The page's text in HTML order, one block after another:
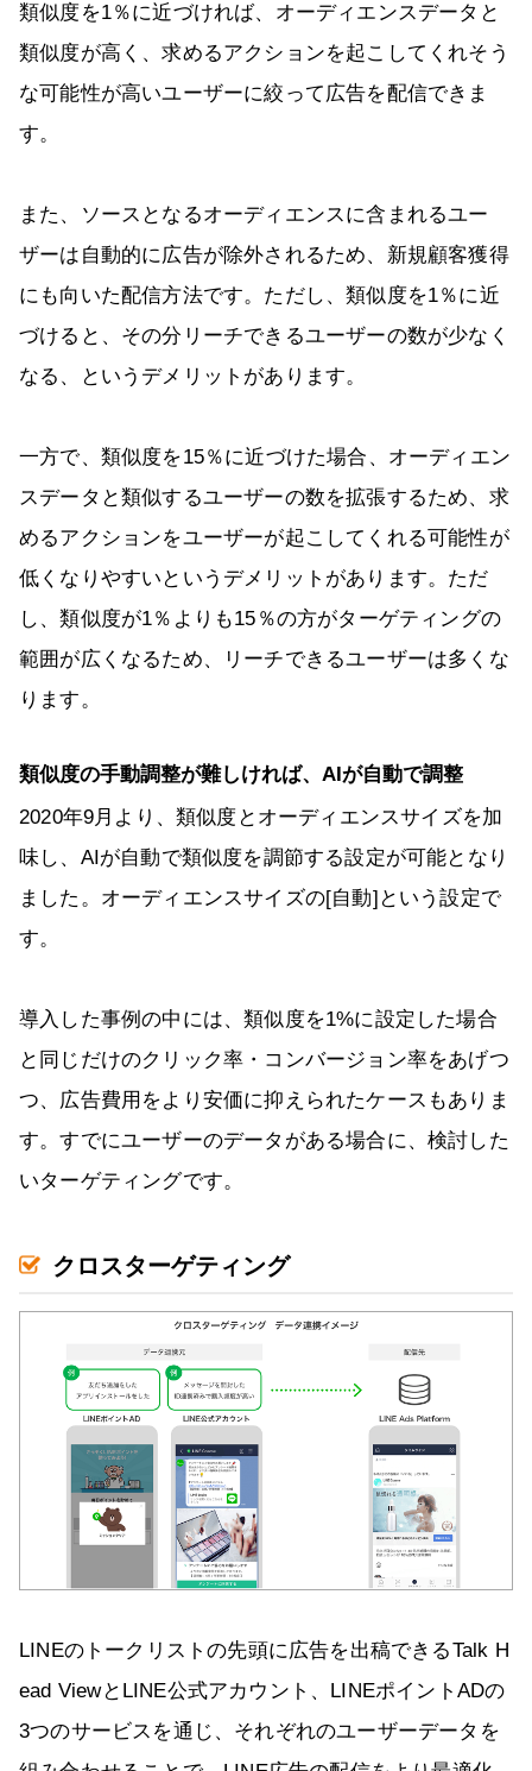
類似度を1％に近づければ、オーディエンスデータと
類似度が高く、求めるアクションを起こしてくれそう
な可能性が高いユーザーに絞って広告を配信できま
す。
また、ソースとなるオーディエンスに含まれるユー
ザーは自動的に広告が除外されるため、新規顧客獲得
にも向いた配信方法です。ただし、類似度を1％に近
づけると、その分リーチできるユーザーの数が少なく
なる、というデメリットがあります。
一方で、類似度を15％に近づけた場合、オーディエン
スデータと類似するユーザーの数を拡張するため、求
めるアクションをユーザーが起こしてくれる可能性が
低くなりやすいというデメリットがあります。ただ
し、類似度が1％よりも15％の方がターゲティングの
範囲が広くなるため、リーチできるユーザーは多くな
ります。
類似度の手動調整が難しければ、AIが自動で調整
2020年9月より、類似度とオーディエンスサイズを加
味し、AIが自動で類似度を調節する設定が可能となり
ました。オーディエンスサイズの[自動]という設定で
す。
導入した事例の中には、類似度を1%に設定した場合
と同じだけのクリック率・コンバージョン率をあげつ
つ、広告費用をより安価に抑えられたケースもありま
す。すでにユーザーのデータがある場合に、検討した
いターゲティングです。
クロスターゲティング
LINEのトークリストの先頭に広告を出稿できるTalk H
ead ViewとLINE公式アカウント、LINEポイントADの
3つのサービスを通じ、それぞれのユーザーデータを